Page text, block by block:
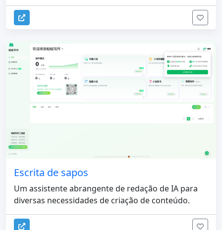
Escrita de sapos
Um assistente abrangente de redação de IA para
diversas necessidades de criação de conteúdo.